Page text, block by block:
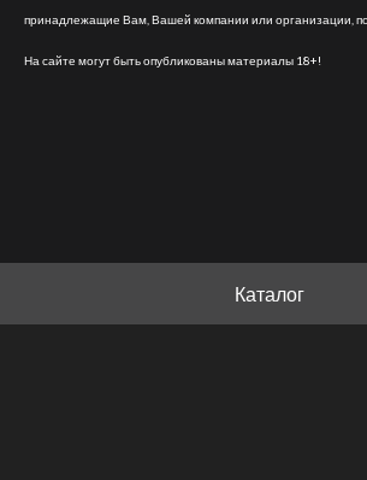
принадлежащие Вам, Вашей компании или организации,
На сайте могут быть опубликованы материалы 18+!
Каталог